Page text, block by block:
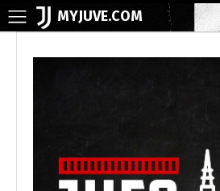
MYJUVE.COM